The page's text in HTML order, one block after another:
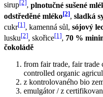
sirup[2], plnotučné sušené
odstředěné mléko[2], sladká
cukr[1], kamenná sůl, sójový
lusku[2], skořice[1], 70 %
čokoládě
from fair trade, fair trade
controlled organic
z kontrolovaného bio
emulgátor / z